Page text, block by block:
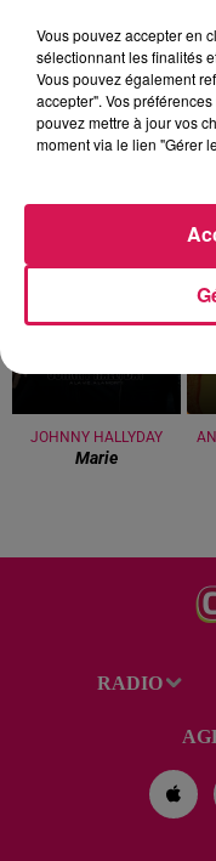
Revivez les meilleurs
JOHNNY HALLYDAY
Marie
RADIO
Vous pouvez accepter en
sélectionnant les finalités
Vous pouvez également
accepter". Vos
pouvez mettre à jour vos
moment via le lien "Gérer